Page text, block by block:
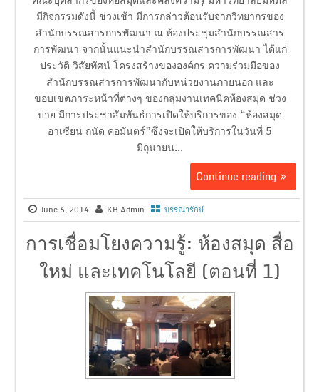
มีกิจกรรมดังนี้ ช่วงเช้า มีการกล่าวต้อนรับจากวิทยากรของ
สำนักบรรณสารการพัฒนา ณ ห้องประชุมสำนักบรรณสาร
การพัฒนา จากนั้นแนะนำสำนักบรรณสารการพัฒนา ได้แก่
ประวัติ วิสัยทัศน์ โครงสร้างขององค์กร ความร่วมมือของ
สำนักบรรณสารการพัฒนากับหน่วยงานภายนอก และ
ขอบเขตภาระหน้าที่ต่างๆ ของกลุ่มงานเทคนิคห้องสมุด ช่วง
บ่าย มีการประชาสัมพันธ์การเปิดให้บริการของ “ห้องสมุด
อาเซียน ถนัด คอมันตร์”ซึ่งจะเปิดให้บริการในวันที่ 5
มิถุนายน...
Continue reading
June 6, 2014 KB Admin บรรณารักษ์
การเชื่อมโยงความรู้: ห้องสมุด สื่อ
ใหม่ และเทคโนโลยี (ตอนที่ 1)